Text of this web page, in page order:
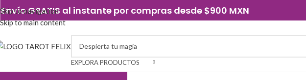
Skip to navigation
Skip to main content
Envío GRATIS al instante por compras desde $900 MXN
EXPLORA PRODUCTOS